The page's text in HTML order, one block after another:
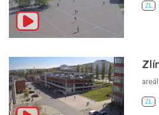
ZL
ZL